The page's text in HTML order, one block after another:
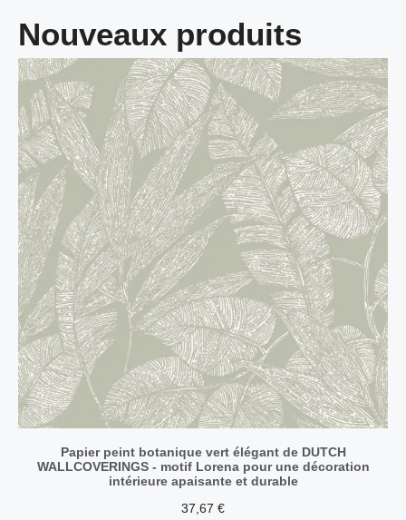
Nouveaux produits
Papier peint botanique vert élégant de DUTCH
WALLCOVERINGS - motif Lorena pour une décoration
intérieure apaisante et durable
37,67 €